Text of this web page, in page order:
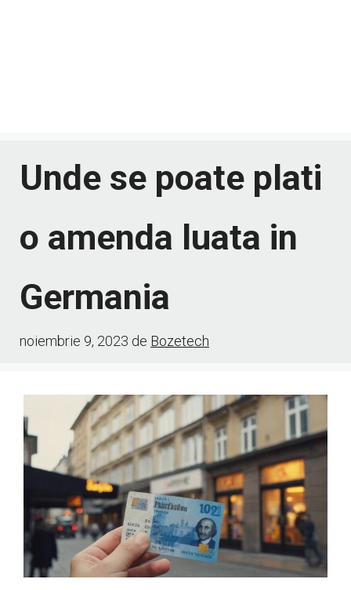
Unde se poate plati
o amenda luata in
Germania
noiembrie 9, 2023 de Bozetech